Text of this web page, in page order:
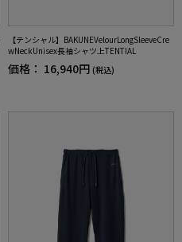
【テンシャル】BAKUNEVelourLongSleeveCre
wNeckUnisex長袖シャツ上TENTIAL
価格： 16,940円 (税込)